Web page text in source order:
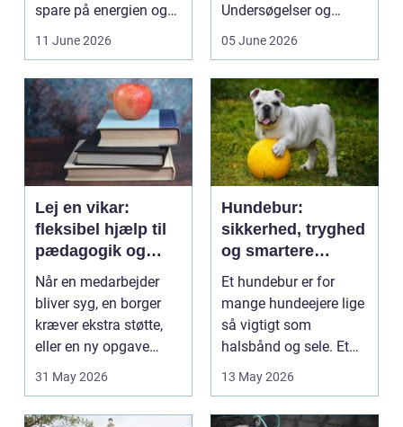
spare på energien og
få et bedre indeklima
11 June 2026
Undersøgelser og
behandlinger foregår i
05 June 2026
Lej en vikar:
fleksibel hjælp til
pædagogik og
sundhed
Når en medarbejder
bliver syg, en borger
kræver ekstra støtte,
eller en ny opgave
opstår fra dag til...
31 May 2026
Hundebur:
sikkerhed, tryghed
og smartere
hverdag med hund
Et hundebur er for
mange hundeejere lige
så vigtigt som
halsbånd og sele. Et
godt bur gi...
13 May 2026